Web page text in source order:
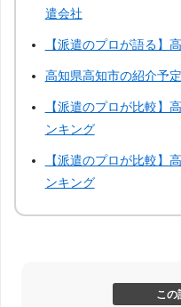
沖縄
遣会社
【派遣のプロが語る】
高知県高知市の紹介予
【派遣のプロが比較】
ンキング
【派遣のプロが比較】
ンキング
この